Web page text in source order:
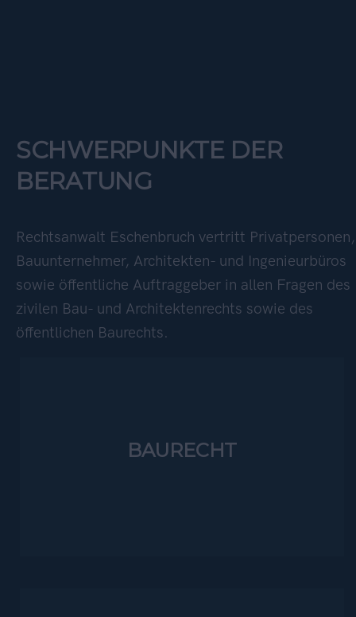
SCHWERPUNKTE DER
BERATUNG
Rechtsanwalt Eschenbruch vertritt Privatpersonen,
Bauunternehmer, Architekten- und Ingenieurbüros
sowie öffentliche Auftraggeber in allen Fragen des
zivilen Bau- und Architektenrechts sowie des
öffentlichen Baurechts.
BAURECHT